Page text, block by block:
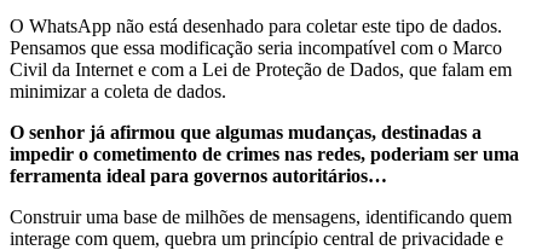
O WhatsApp não está desenhado para coletar este tipo de dados.
Pensamos que essa modificação seria incompatível com o Marco
Civil da Internet e com a Lei de Proteção de Dados, que falam em
minimizar a coleta de dados.
O senhor já afirmou que algumas mudanças, destinadas a
impedir o cometimento de crimes nas redes, poderiam ser uma
ferramenta ideal para governos autoritários…
Construir uma base de milhões de mensagens, identificando quem
interage com quem, quebra um princípio central de privacidade e